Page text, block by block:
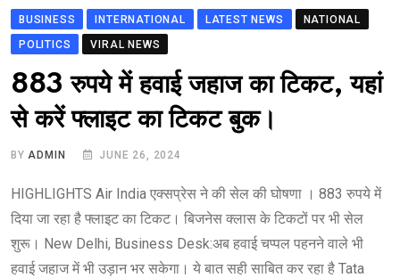
BUSINESS INTERNATIONAL LATEST NEWS
NATIONAL
POLITICS
VIRAL NEWS
883 रुपये में हवाई जहाज का टिकट, यहां
से करें फ्लाइट का टिकट बुक।
BY ADMIN JUNE 26, 2024
HIGHLIGHTS Air India एक्सप्रेस ने की सेल की घोषणा । 883 रुपये में
दिया जा रहा है फ्लाइट का टिकट। बिजनेस क्लास के टिकटों पर भी सेल
शुरू। New Delhi, Business Desk:अब हवाई चप्पल पहनने वाले भी
हवाई जहाज में भी उड़ान भर सकेगा। ये बात सही साबित कर रहा है Tata